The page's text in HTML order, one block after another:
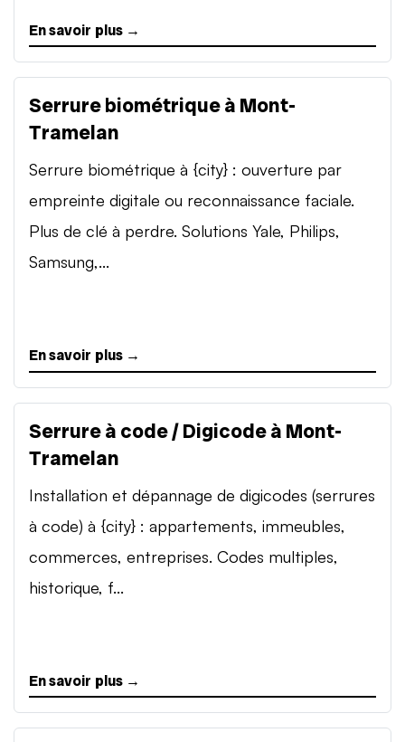
En savoir plus →
Serrure biométrique à Mont-
Tramelan
Serrure biométrique à {city} : ouverture par
empreinte digitale ou reconnaissance faciale.
Plus de clé à perdre. Solutions Yale, Philips,
Samsung,...
En savoir plus →
Serrure à code / Digicode à Mont-
Tramelan
Installation et dépannage de digicodes (serrures
à code) à {city} : appartements, immeubles,
commerces, entreprises. Codes multiples,
historique, f...
En savoir plus →